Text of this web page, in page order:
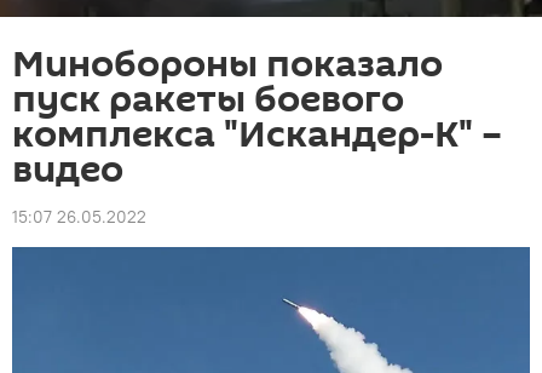
Минобороны показало
пуск ракеты боевого
комплекса "Искандер-К" –
видео
15:07 26.05.2022